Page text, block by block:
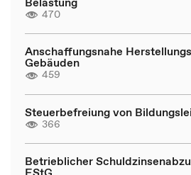
470
Anschaffungsnahe
Gebäuden
459
Steuerbefreiung von
366
Betrieblicher